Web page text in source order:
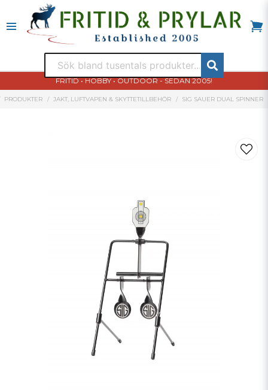
FRITID • HOBBY • OUTDOOR - SEDAN 2005!
PRODUKTER JAKT, LUFTVAPEN & SKYTTETILLBEHÖR SIG SAUER DUAL SPINNER